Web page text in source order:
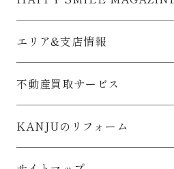
5) 上記1)～4)の利用目的を達成するた
メール等による連絡をおこなう場合
囲内でのお客様情報の第三者への提供
全面施行される以前より保有するお客
お客様情報は、お客様から直接取得す
エリア&支店情報
不動産買取サービス
KANJUのリフォーム